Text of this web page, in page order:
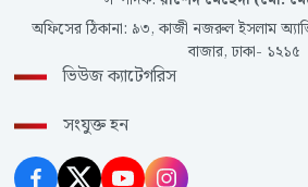
অফিসের ঠিকানা: ৯৩, কাজী নজরুল ইসলাম
বাজার, ঢাকা- ১২১৫
ভিউজ ক্যাটেগরিস
সংযুক্ত হন